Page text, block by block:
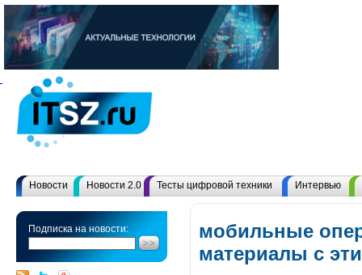
Новости Новости 2.0 Тесты цифровой техники Интервью
Подписка на новости:
мобильные
материалы с